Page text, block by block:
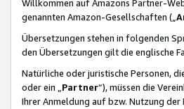
Willkommen auf Amazons Partner-
genannten Amazon-Gesellschaften („
Übersetzungen stehen in folgenden
den Übersetzungen gilt die englische
Natürliche oder juristische Personen,
oder ein „Partner“), müssen die
Ihrer Anmeldung auf bzw. Nutzung